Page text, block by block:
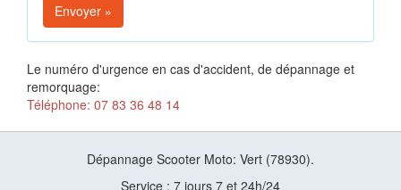
Envoyer »
Le numéro d'urgence en cas d'accident, de dépannage et
remorquage:
Téléphone: 07 83 36 48 14
Dépannage Scooter Moto: Vert (78930).
Service : 7 jours 7 et 24h/24